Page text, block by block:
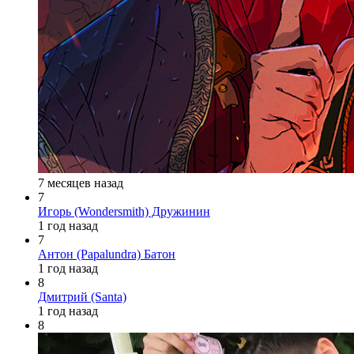
7 месяцев назад
7
Игорь (Wondersmith) Дружинин
1 год назад
7
Антон (Papalundra) Батон
1 год назад
8
Дмитрий (Santa)
1 год назад
8